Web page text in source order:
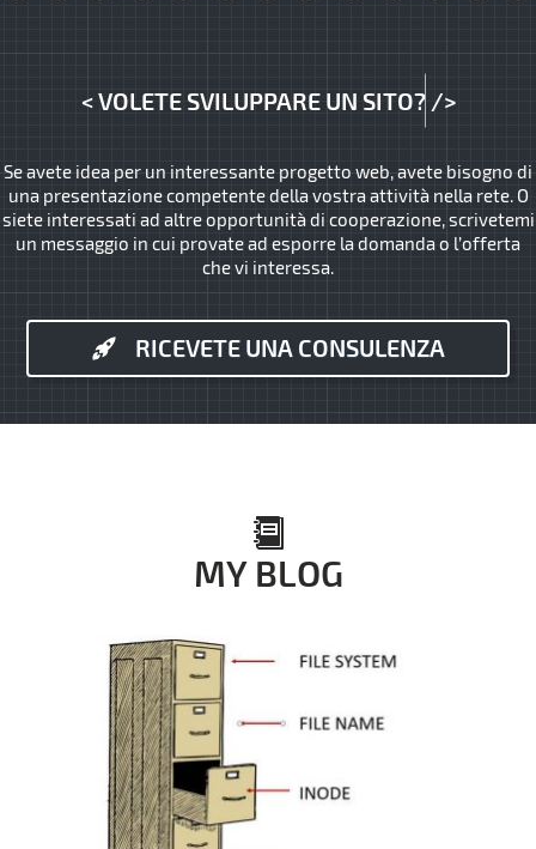
<VOLETE SVILUPPARE UN SITO? />
Se avete idea per un interessante progetto web, avete bisogno di
una presentazione competente della vostra attività nella rete. O
siete interessati ad altre opportunità di cooperazione, scrivetemi
un messaggio in cui provate ad esporre la domanda o l’offerta
che vi interessa.
RICEVETE UNA CONSULENZA
MY BLOG